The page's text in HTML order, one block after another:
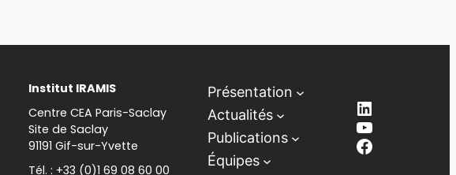
Institut IRAMIS
Centre CEA Paris-Saclay
Site de Saclay
91191 Gif-sur-Yvette
Tél. : +33 (0)1 69 08 60 00
Présentation
Actualités
Publications
Équipes
LinkedIn
YouTube
Facebook